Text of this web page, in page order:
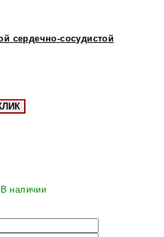
сердечно-сосудистой
В наличии